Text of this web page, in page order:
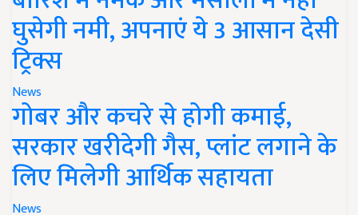
घुसेगी नमी, अपनाएं ये 3 आसान देसी
ट्रिक्स
News
गोबर और कचरे से होगी कमाई,
सरकार खरीदेगी गैस, प्लांट लगाने के
लिए मिलेगी आर्थिक सहायता
News